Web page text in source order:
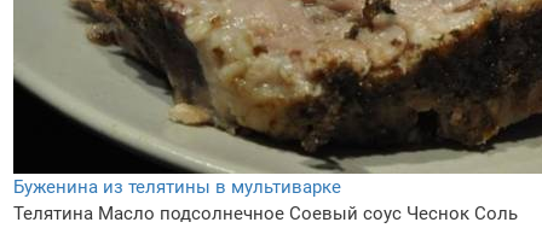
Буженина из телятины в мультиварке
Телятина Масло подсолнечное Соевый соус Чеснок Соль